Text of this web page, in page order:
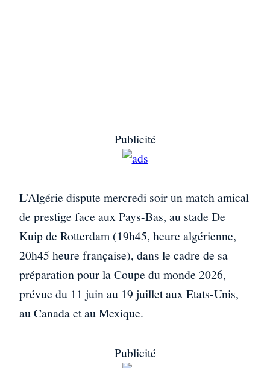
Publicité
L’Algérie dispute mercredi soir un match amical
de prestige face aux Pays-Bas, au stade De
Kuip de Rotterdam (19h45, heure algérienne,
20h45 heure française), dans le cadre de sa
préparation pour la Coupe du monde 2026,
prévue du 11 juin au 19 juillet aux Etats-Unis,
au Canada et au Mexique.
Publicité